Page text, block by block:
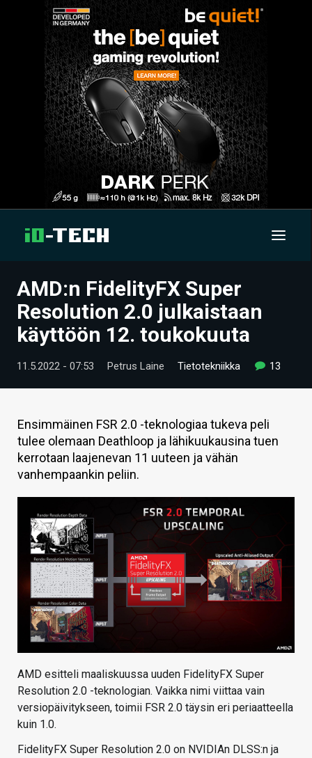
UUTISET
ARTIKKELIT
VIDEOT
TECHBBS
TIETOA
HINTA.FI
KAUPPA
HAKU
AMD:n FidelityFX Super
Resolution 2.0 julkaistaan
käyttöön 12. toukokuuta
11.5.2022 - 07:53 Petrus Laine Tietotekniikka 13
Ensimmäinen FSR 2.0 -teknologiaa tukeva peli
tulee olemaan Deathloop ja lähikuukausina tuen
kerrotaan laajenevan 11 uuteen ja vähän
vanhempaankin peliin.
AMD esitteli maaliskuussa uuden FidelityFX Super
Resolution 2.0 -teknologian. Vaikka nimi viittaa vain
versiopäivitykseen, toimii FSR 2.0 täysin eri periaatteella
kuin 1.0.
FidelityFX Super Resolution 2.0 on NVIDIAn DLSS:n ja